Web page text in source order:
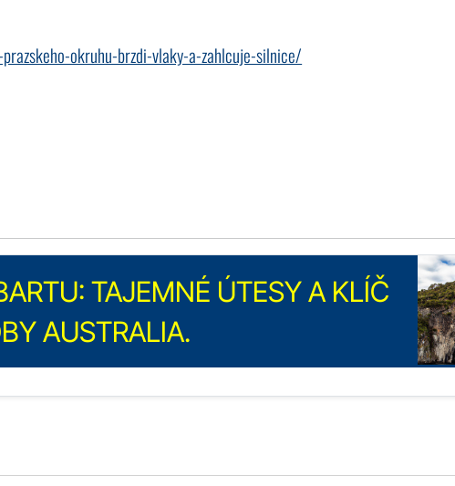
okruhu-brzdi-vlaky-a-zahlcuje-silnice/
TAJEMNÉ ÚTESY A KLÍČ
AUSTRALIA.